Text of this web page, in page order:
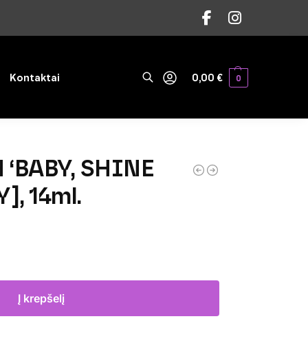
Kontaktai 0,00 € 0
SHINE
14ml.
Į krepšelį